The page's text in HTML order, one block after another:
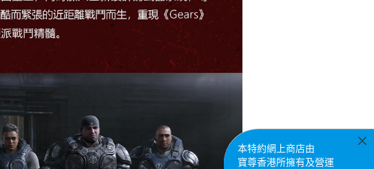
本特約網上商店由
寶尊香港所擁有及營運